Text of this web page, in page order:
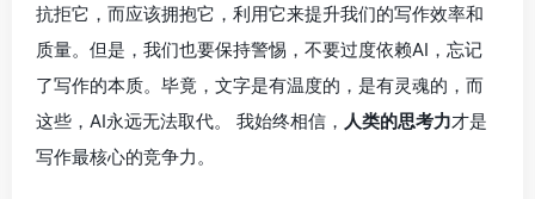
抗拒它，而应该拥抱它，利用它来提升我们的写作效率和
质量。但是，我们也要保持警惕，不要过度依赖AI，忘记
了写作的本质。毕竟，文字是有温度的，是有灵魂的，而
这些，AI永远无法取代。 我始终相信， 人类的思考力才是
写作最核心的竞争力。